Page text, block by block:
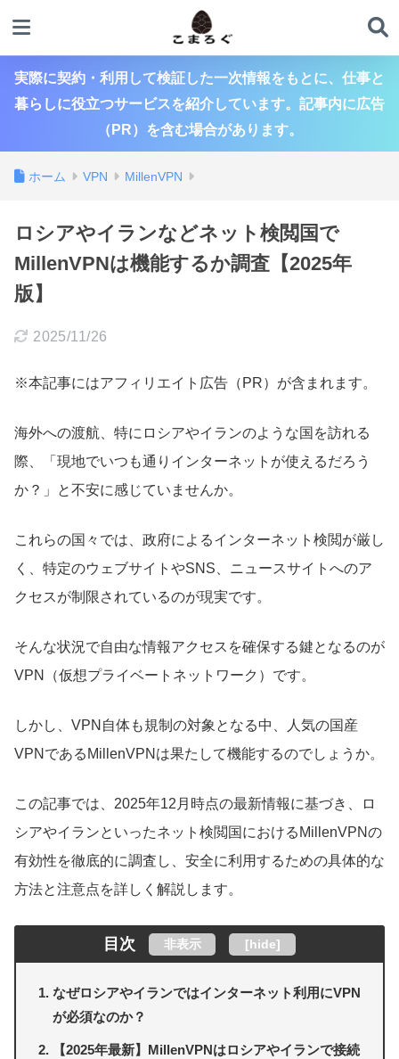
実際に契約・利用して検証した一次情報をもとに、仕事と
暮らしに役立つサービスを紹介しています。記事内に広告
（PR）を含む場合があります。
ホーム VPN MillenVPN
ロシアやイランなどネット検閲国で
MillenVPNは機能するか調査【2025年
版】
2025/11/26
※本記事にはアフィリエイト広告（PR）が含まれます。
海外への渡航、特にロシアやイランのような国を訪れる
際、「現地でいつも通りインターネットが使えるだろう
か？」と不安に感じていませんか。
これらの国々では、政府によるインターネット検閲が厳し
く、特定のウェブサイトやSNS、ニュースサイトへのア
クセスが制限されているのが現実です。
そんな状況で自由な情報アクセスを確保する鍵となるのが
VPN（仮想プライベートネットワーク）です。
しかし、VPN自体も規制の対象となる中、人気の国産
VPNであるMillenVPNは果たして機能するのでしょうか。
この記事では、2025年12月時点の最新情報に基づき、ロ
シアやイランといったネット検閲国におけるMillenVPNの
有効性を徹底的に調査し、安全に利用するための具体的な
方法と注意点を詳しく解説します。
目次 非表示 [hide]
なぜロシアやイランではインターネット利用にVPN
が必須なのか？
【2025年最新】MillenVPNはロシアやイランで接続